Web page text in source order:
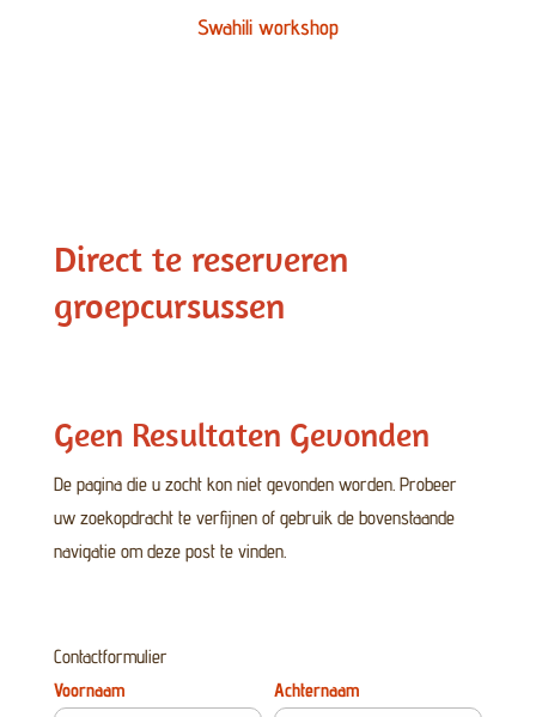
Swahili workshop
Direct te reserveren
groepcursussen
Geen Resultaten Gevonden
De pagina die u zocht kon niet gevonden worden. Probeer
uw zoekopdracht te verfijnen of gebruik de bovenstaande
navigatie om deze post te vinden.
Contactformulier
Voornaam
Achternaam